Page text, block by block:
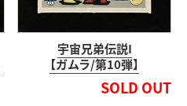
宇宙兄弟伝説I
【ガムラ/第10弾】
SOLD OUT